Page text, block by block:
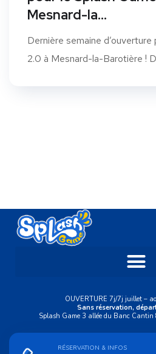
Mesnard-la…
Dernière semaine
2.0 à Mesnard-la-Barotière !
OUVERTURE 7j/7j juillet –
Sans réservation,
Splash Game 3 allée du Banc
RÉSERVATION & INFOS